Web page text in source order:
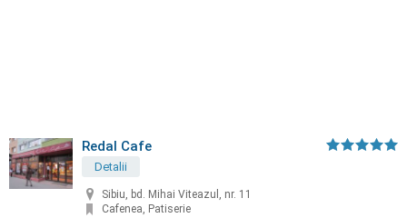
Redal Cafe
Detalii
Sibiu, bd. Mihai Viteazul, nr. 11
Cafenea, Patiserie